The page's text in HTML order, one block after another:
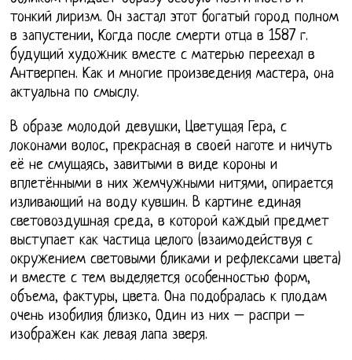
тонкий лиризм. Он застал этот богатый город полном
в запустении, Когда после смерти отца в 1587 г.
будущий художник вместе с матерью переехал в
Антверпен. Как и многие произведения мастера, она
актуальна по смыслу.
В образе молодой девушки, Цветущая Гера, с
локонами волос, прекрасная в своей наготе и ничуть
её не смущаясь, завитыми в виде короны и
вплетёнными в них жемчужными нитями, опирается
изливающий на воду кувшин. В картине единая
световоздушная среда, в которой каждый предмет
выступает как частица целого (взаимодействуя с
окружением световыми бликами и рефлексами цвета)
и вместе с тем выделяется особенностью форм,
объема, фактуры, цвета. Она подобралась к плодам
очень изобилия близко, Один из них – распри –
изображен как левая лапа зверя.